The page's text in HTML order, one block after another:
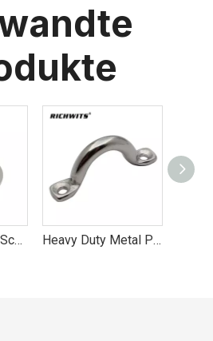
Heavy Duty Metal Pad Eyes Plate Snap Drop Deckenankerhaken 4mm-10mm 304 316 Edelstahl Diamond Pad Eye 5mm-10mm